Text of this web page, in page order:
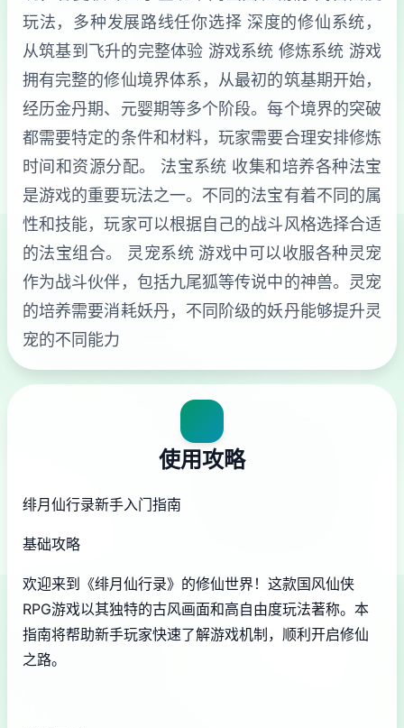
玩法，多种发展路线任你选择 深度的修仙系统，
从筑基到飞升的完整体验 游戏系统 修炼系统 游戏
拥有完整的修仙境界体系，从最初的筑基期开始，
经历金丹期、元婴期等多个阶段。每个境界的突破
都需要特定的条件和材料，玩家需要合理安排修炼
时间和资源分配。 法宝系统 收集和培养各种法宝
是游戏的重要玩法之一。不同的法宝有着不同的属
性和技能，玩家可以根据自己的战斗风格选择合适
的法宝组合。 灵宠系统 游戏中可以收服各种灵宠
作为战斗伙伴，包括九尾狐等传说中的神兽。灵宠
的培养需要消耗妖丹，不同阶级的妖丹能够提升灵
宠的不同能力
使用攻略
绯月仙行录新手入门指南
基础攻略
欢迎来到《绯月仙行录》的修仙世界！这款国风仙侠
RPG游戏以其独特的古风画面和高自由度玩法著称。本
指南将帮助新手玩家快速了解游戏机制，顺利开启修仙
之路。